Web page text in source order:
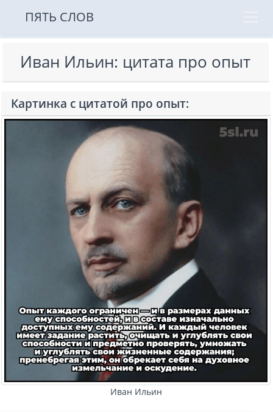
ПЯТЬ СЛОВ
Иван Ильин: цитата про опыт
Картинка с цитатой про опыт:
Иван Ильин